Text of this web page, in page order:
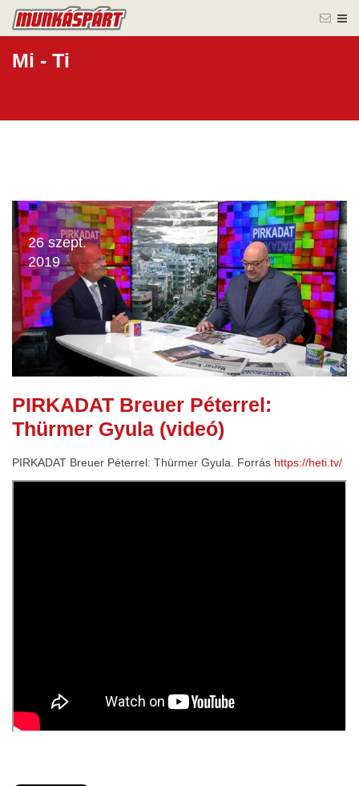
Mi - Ti
26 szept.
2019
PIRKADAT Breuer Péterrel:
Thürmer Gyula (videó)
PIRKADAT Breuer Péterrel: Thürmer Gyula. Forrás https://heti.tv/